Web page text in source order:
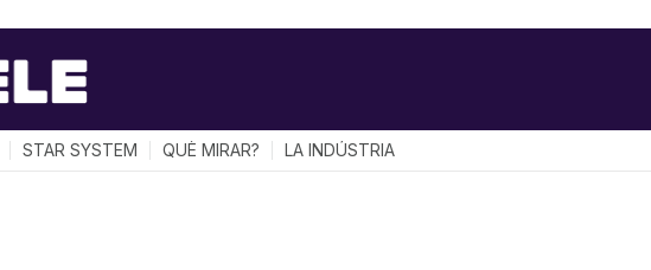
STAR SYSTEM QUÈ MIRAR? LA INDÚSTRIA